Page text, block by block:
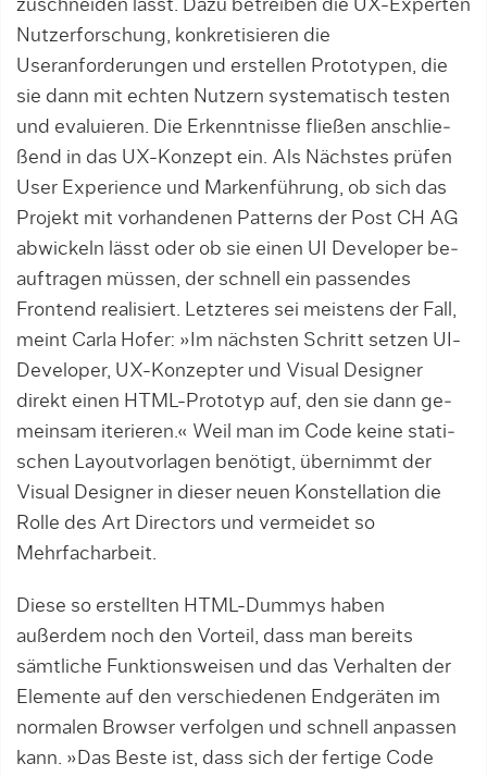
zuschneiden lässt. Dazu be­trei­ben die UX-Experten
Nutzerforschung, kon­­kretisieren die
Useranforderungen und er­stellen Prototypen, die
sie dann mit echten Nutzern systematisch tes­ten
und eva­lu­­ie­ren. Die Erkenntnisse fließen anschlie­
ßend in das UX-Konzept ein. Als Nächstes prüfen
User Experience und Markenführung, ob sich das
Projekt mit vorhande­nen Patterns der Post CH AG
abwickeln lässt oder ob sie einen UI Developer be­
auf­tra­gen müssen, der schnell ein pas­sen­des
Frontend realisiert. Letzteres sei meis­tens der Fall,
meint Carla Hofer: »Im nächsten Schritt setzen UI-
Developer, UX-Konzepter und Visual Designer
direkt einen HTML-­Proto­typ auf, den sie dann ge­
mein­sam ite­­rie­­­ren.« Weil man im Code keine ­sta­ti­
schen Layout­vorlagen benötigt, über­nimmt der
Visual Designer in dieser neuen Konstella­tion die
Rolle des Art Directors und vermei­det so
Mehrfacharbeit.
Diese so erstellten HTML-Dummys haben
außerdem noch den Vorteil, dass man bereits
sämtliche Funktionsweisen und das Verhal­ten der
Elemente auf den ver­schie­de­nen Endgeräten im
normalen Browser verfolgen und schnell anpassen
kann. »Das Bes­te ist, dass sich der fertige Code